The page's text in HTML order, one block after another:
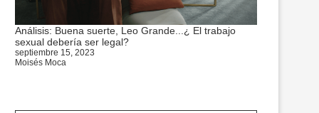
Análisis: Buena suerte, Leo Grande...¿ El trabajo
sexual debería ser legal?
septiembre 15, 2023
Moisés Moca